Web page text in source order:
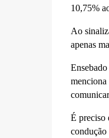
10,75%
Ao
apenas
menciona
É preciso